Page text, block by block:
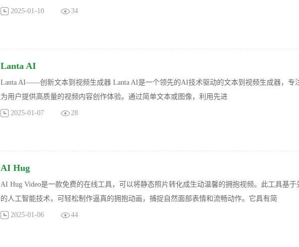
2025-01-10 34
Lanta AI
Lanta AI——创新文本到视频生成器 Lanta AI是一个领先的AI技术驱动的文本到视频生成器，专
为用户提供高质量的视频内容创作体验。通过简单文本或图像，利用先进
2025-01-07 28
AI Hug
AI Hug Video是一款免费的在线工具，可以将静态照片转化成生动温馨的拥抱视频。此工具基于
的人工智能技术，可轻松制作逼真的拥抱动画，捕捉自然面部表情和流畅动作。它具有简
2025-01-06 44